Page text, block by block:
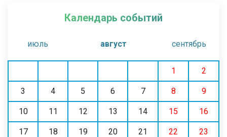
Календарь событий
июль август сентябрь
1 2
3 4 5 6 7 8 9
10 11 12 13 14 15 16
17 18 19 20 21 22 23